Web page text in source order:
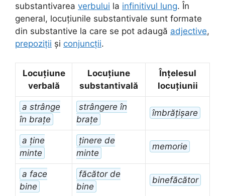
substantivarea verbului la infinitivul lung. În
general, locuțiunile substantivale sunt formate
din substantive la care se pot adaugă adjective,
prepoziții și conjuncții.
Locuțiune
verbală
Locuțiune
substantivală
Înțelesul
locuțiunii
a strânge
în brațe
strângere în
brațe
îmbrățișare
a ține
minte
ținere de
minte
memorie
a face
bine
făcător de
bine
binefăcător